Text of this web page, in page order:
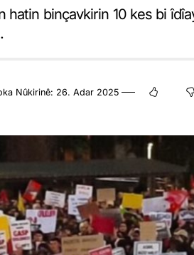
hatin binçavkirin 10 kes bi
Nûkirinê: 26. Adar 2025